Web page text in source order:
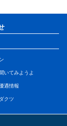
いてみようよ
遇情報
クツ